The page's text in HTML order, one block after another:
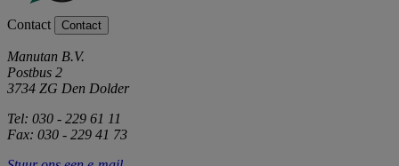
Contact Contact
Manutan B.V.
Postbus 2
3734 ZG Den Dolder
Tel: 030 - 229 61 11
Fax: 030 - 229 41 73